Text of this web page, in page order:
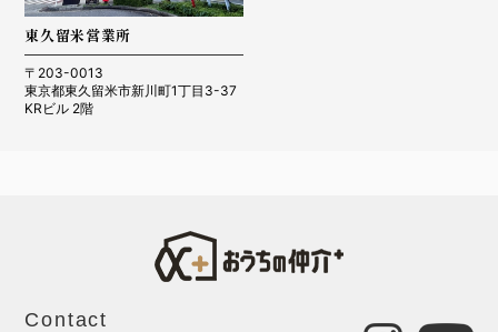
東久留米営業所
〒203-0013
東京都東久留米市新川町1丁目3-37
KRビル 2階
Contact